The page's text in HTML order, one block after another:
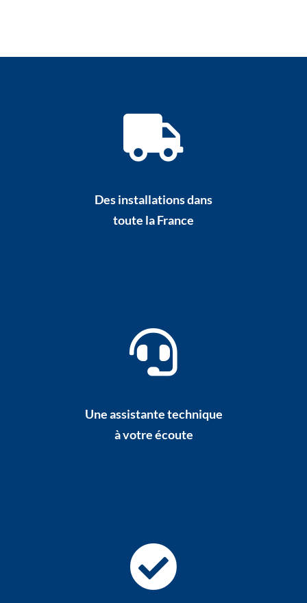
Des installations dans
toute la France
Une assistante technique
à votre écoute